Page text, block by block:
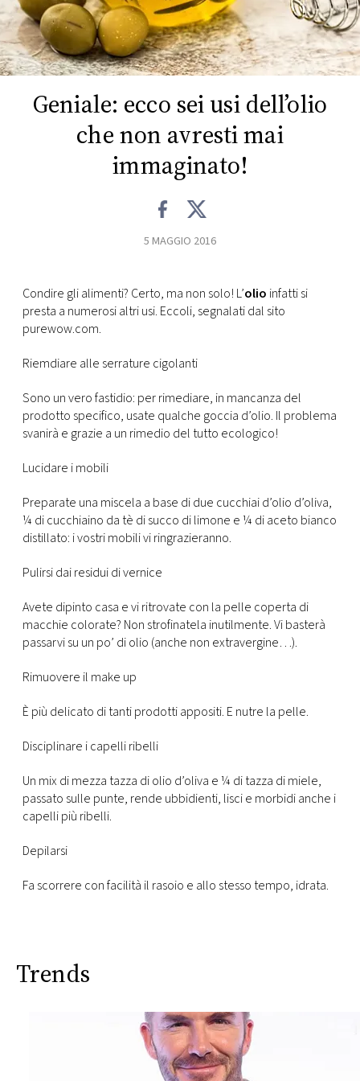
FOTO
CONCORSI
EVENTI
DI
MONACO
CONSIGLIA
Geniale: ecco sei usi dell’olio
che non avresti mai
immaginato!
5 MAGGIO 2016
Condire gli alimenti? Certo, ma non solo! L’olio infatti si
presta a numerosi altri usi. Eccoli, segnalati dal sito
purewow.com.
Riemdiare alle serrature cigolanti
Sono un vero fastidio: per rimediare, in mancanza del
prodotto specifico, usate qualche goccia d’olio. Il problema
svanirà e grazie a un rimedio del tutto ecologico!
Lucidare i mobili
Preparate una miscela a base di due cucchiai d’olio d’oliva,
¼ di cucchiaino da tè di succo di limone e ¼ di aceto bianco
distillato: i vostri mobili vi ringrazieranno.
Pulirsi dai residui di vernice
Avete dipinto casa e vi ritrovate con la pelle coperta di
macchie colorate? Non strofinatela inutilmente. Vi basterà
passarvi su un po’ di olio (anche non extravergine…).
Rimuovere il make up
È più delicato di tanti prodotti appositi. E nutre la pelle.
Disciplinare i capelli ribelli
Un mix di mezza tazza di olio d’oliva e ¼ di tazza di miele,
passato sulle punte, rende ubbidienti, lisci e morbidi anche i
capelli più ribelli.
Depilarsi
Fa scorrere con facilità il rasoio e allo stesso tempo, idrata.
Trends